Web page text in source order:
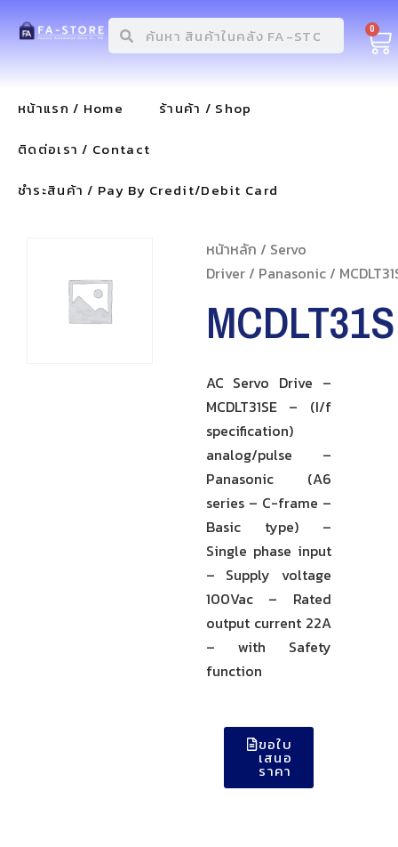
0
หน้าแรก / Home
ร้านค้า / Shop
ติดต่อเรา / Contact
ชำระสินค้า / Pay By Credit/Debit Card
หน้าหลัก / Servo
Driver/ Panasonic/
AC Servo Drive –
MCDLT31SE – (I/f
specification)
analog/pulse –
Panasonic (A6
series – C-frame –
Basic type) –
Single phase input
– Supply voltage
100Vac – Rated
output current 22A
– with Safety
function
ขอใบ
เสนอ
ราคา